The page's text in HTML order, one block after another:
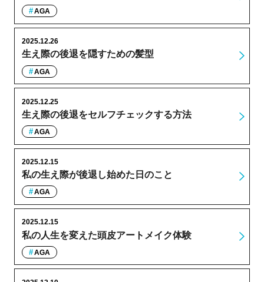
AGA
生え際の後退を隠すための髪型
2025.12.26
AGA
生え際の後退をセルフチェックする方法
2025.12.25
AGA
私の生え際が後退し始めた日のこと
2025.12.15
AGA
私の人生を変えた頭皮アートメイク体験
2025.12.15
AGA